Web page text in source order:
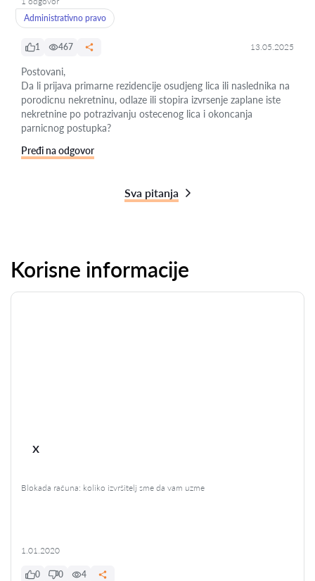
Administrativno pravo
1 467 13.05.2025
Postovani,
Da li prijava primarne rezidencije osudjeng lica ili naslednika na
porodicnu nekretninu, odlaze ili stopira izvrsenje zaplane iste
nekretnine po potrazivanju ostecenog lica i okoncanja
parnicnog postupka?
Pređi na odgovor
Sva pitanja
Korisne informacije
x
Blokada računa: koliko izvršitelj sme da vam uzme
1.01.2020
0 0 4